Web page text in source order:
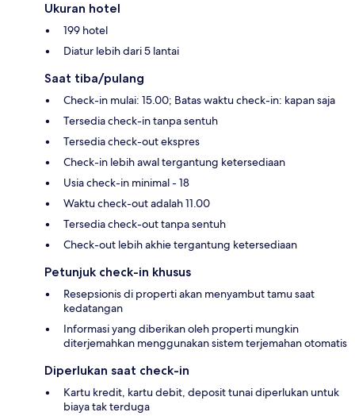
Ukuran hotel
199 hotel
Diatur lebih dari 5 lantai
Saat tiba/pulang
Check-in mulai: 15.00; Batas waktu check-in: kapan saja
Tersedia check-in tanpa sentuh
Tersedia check-out ekspres
Check-in lebih awal tergantung ketersediaan
Usia check-in minimal - 18
Waktu check-out adalah 11.00
Tersedia check-out tanpa sentuh
Check-out lebih akhie tergantung ketersediaan
Petunjuk check-in khusus
Resepsionis di properti akan menyambut tamu saat
kedatangan
Informasi yang diberikan oleh properti mungkin
diterjemahkan menggunakan sistem terjemahan otomatis
Diperlukan saat check-in
Kartu kredit, kartu debit, deposit tunai diperlukan untuk
biaya tak terduga